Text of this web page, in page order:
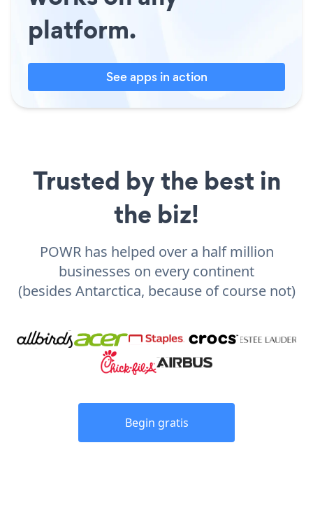
platform.
See apps in action
Trusted by the best in
the biz!
POWR has helped over a half million
businesses on every continent
(besides Antarctica, because of course not)
Begin gratis